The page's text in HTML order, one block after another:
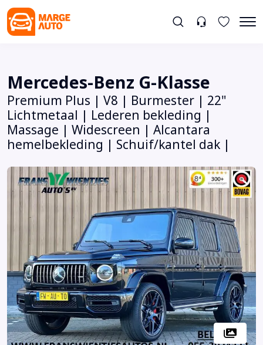
Mercedes-Benz G-Klasse
Premium Plus | V8 | Burmester | 22"
Lichtmetaal | Lederen bekleding |
Massage | Widescreen | Alcantara
hemelbekleding | Schuif/kantel dak |